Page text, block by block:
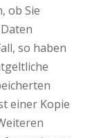
ob Sie
so haben
einer Kopie